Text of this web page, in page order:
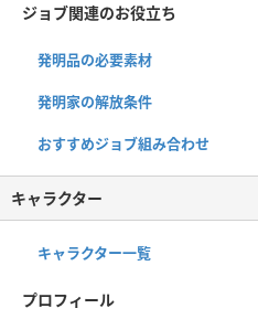
ジョブ関連のお役立ち
発明品の必要素材
発明家の解放条件
おすすめジョブ組み合わせ
キャラクター
キャラクター一覧
プロフィール